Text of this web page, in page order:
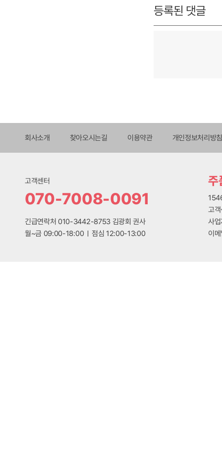
등록된 댓글
회사소개 찾아오시는길 이용약관 개인정보처리방
고객센터
070-7008-0091
긴급연락처 010-3442-8753 김광회 권사
월~금 09:00-18:00
점심 12:00-13:00
주
고
사
이